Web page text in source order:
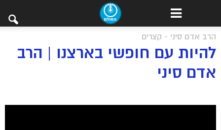
הרב אדם סיני - קצרים
להיות עם חופשי בארצנו | הרב
אדם סיני